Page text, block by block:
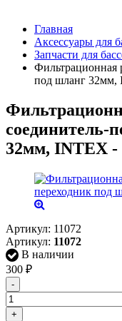
Главная
Аксессуары для
Запчасти для
Фильтрационная
под шланг 32мм,
соединитель-
32мм, INTEX -
Артикул: 11072
Артикул: 11072
В наличии
300 ₽
-
+